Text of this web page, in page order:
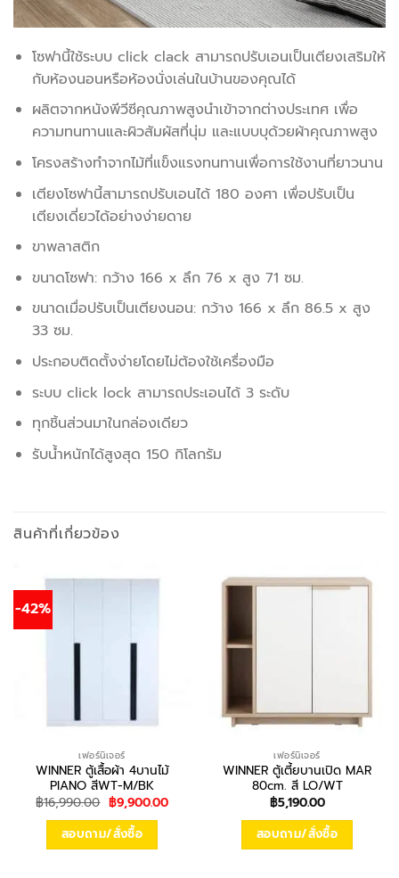
โซฟานี้ใช้ระบบ click clack สามารถปรับเอนเป็นเตียงเสริมให้
กับห้องนอนหรือห้องนั่งเล่นในบ้านของคุณได้
ผลิตจากหนังพีวีซีคุณภาพสูงนำเข้าจากต่างประเทศ เพื่อ
ความทนทานและผิวสัมผัสที่นุ่ม และแบบบุด้วยผ้าคุณภาพสูง
โครงสร้างทำจากไม้ที่แข็งแรงทนทานเพื่อการใช้งานที่ยาวนาน
เตียงโซฟานี้สามารถปรับเอนได้ 180 องศา เพื่อปรับเป็น
เตียงเดี่ยวได้อย่างง่ายดาย
ขาพลาสติก
ขนาดโซฟา: กว้าง 166 x ลึก 76 x สูง 71 ซม.
ขนาดเมื่อปรับเป็นเตียงนอน: กว้าง 166 x ลึก 86.5 x สูง
33 ซม.
ประกอบติดตั้งง่ายโดยไม่ต้องใช้เครื่องมือ
ระบบ click lock สามารถประเอนได้ 3 ระดับ
ทุกชิ้นส่วนมาในกล่องเดียว
รับน้ำหนักได้สูงสุด 150 กิโลกรัม
สินค้าที่เกี่ยวข้อง
-42%
เฟอร์นิเจอร์
WINNER ตู้เสื้อผ้า 4บานไม้
PIANO สีWT-M/BK
฿16,990.00 Original
price
was:
฿16,990.00.
฿9,900.00Current
สอบถาม/สั่งซื้อ
เฟอร์นิเจอร์
WINNER ตู้เตี้ยบานเปิด MAR
80cm. สี LO/WT
฿5,190.00
สอบถาม/สั่งซื้อ